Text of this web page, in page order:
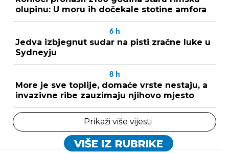
olupinu: U moru ih dočekale stotine amfora
6 h
Jedva izbjegnut sudar na pisti zračne luke u
Sydneyju
8 h
More je sve toplije, domaće vrste nestaju, a
invazivne ribe zauzimaju njihovo mjesto
Prikaži više vijesti
VIŠE IZ RUBRIKE